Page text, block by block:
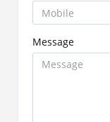
Message